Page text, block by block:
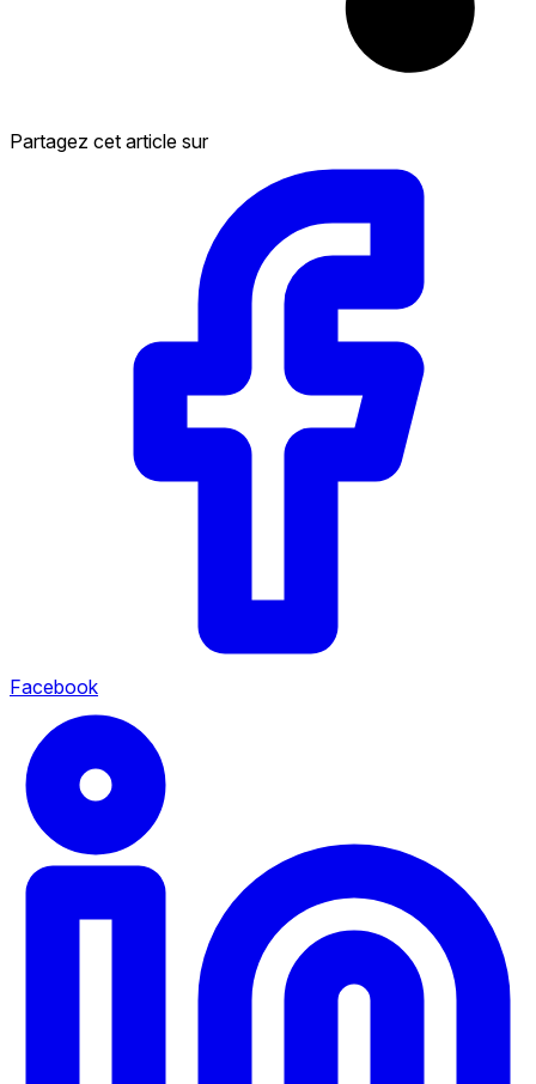
Partagez cet article sur
Facebook